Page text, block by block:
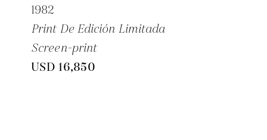
1982
Print De Edición Limitada
Screen-print
USD 16,850